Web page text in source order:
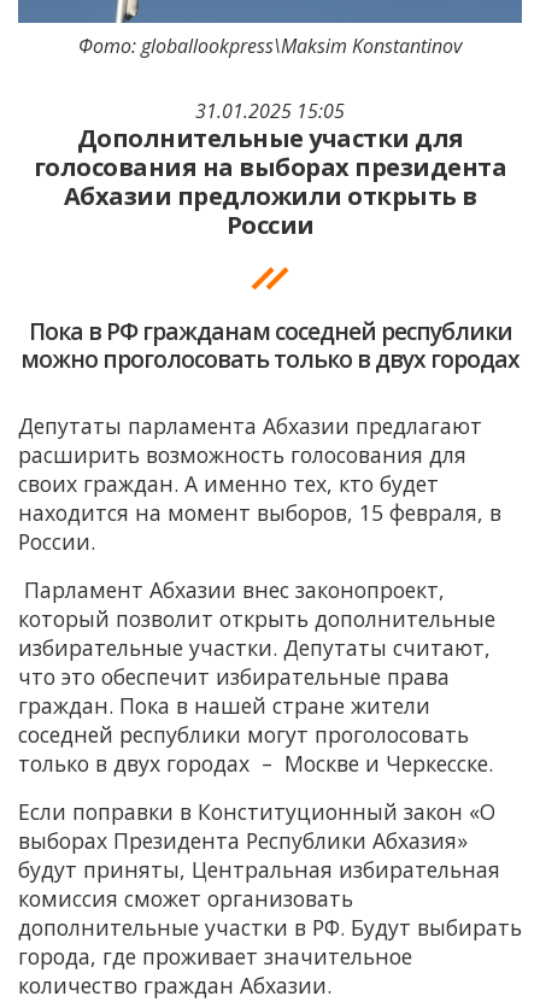
31.01.2025 15:05
Дополнительные участки для
голосования на выборах президента
Абхазии предложили открыть в
России
Пока в РФ гражданам соседней республики
можно проголосовать только в двух городах
Фото: globallookpress\Maksim Konstantinov
Депутаты парламента Абхазии предлагают
расширить возможность голосования для
своих граждан. А именно тех, кто будет
находится на момент выборов, 15 февраля, в
России.
Парламент Абхазии внес законопроект,
который позволит открыть дополнительные
избирательные участки. Депутаты считают,
что это обеспечит избирательные права
граждан. Пока в нашей стране жители
соседней республики могут проголосовать
только в двух городах – Москве и Черкесске.
Если поправки в Конституционный закон «О
выборах Президента Республики Абхазия»
будут приняты, Центральная избирательная
комиссия сможет организовать
дополнительные участки в РФ. Будут выбирать
города, где проживает значительное
количество граждан Абхазии.